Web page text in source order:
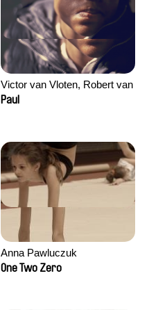
Victor van Vloten, Robert van
Wingerden
Paul
Anna Pawluczuk
One Two Zero